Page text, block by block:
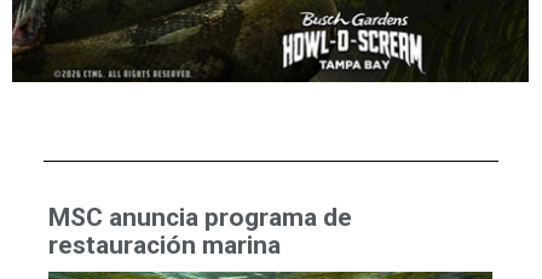
MSC anuncia programa de
restauración marina